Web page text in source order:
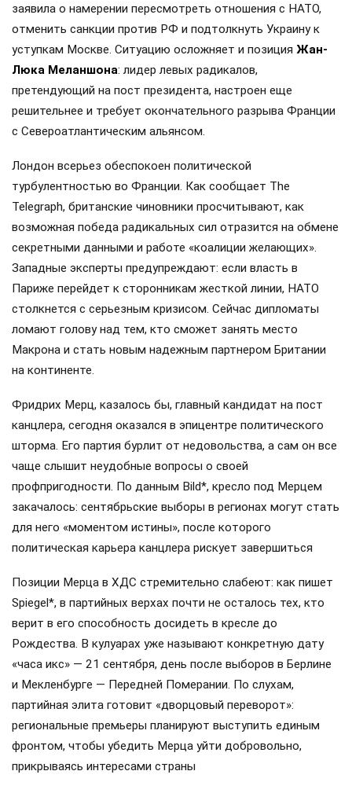
заявила о намерении пересмотреть отношения с НАТО,
отменить санкции против РФ и подтолкнуть Украину к
уступкам Москве. Ситуацию осложняет и позиция Жан-
Люка Меланшона: лидер левых радикалов,
претендующий на пост президента, настроен еще
решительнее и требует окончательного разрыва Франции
с Североатлантическим альянсом.
Лондон всерьез обеспокоен политической
турбулентностью во Франции. Как сообщает The
Telegraph, британские чиновники просчитывают, как
возможная победа радикальных сил отразится на обмене
секретными данными и работе «коалиции желающих».
Западные эксперты предупреждают: если власть в
Париже перейдет к сторонникам жесткой линии, НАТО
столкнется с серьезным кризисом. Сейчас дипломаты
ломают голову над тем, кто сможет занять место
Макрона и стать новым надежным партнером Британии
на континенте.
Фридрих Мерц, казалось бы, главный кандидат на пост
канцлера, сегодня оказался в эпицентре политического
шторма. Его партия бурлит от недовольства, а сам он все
чаще слышит неудобные вопросы о своей
профпригодности. По данным Bild*, кресло под Мерцем
закачалось: сентябрьские выборы в регионах могут стать
для него «моментом истины», после которого
политическая карьера канцлера рискует завершиться
Позиции Мерца в ХДС стремительно слабеют: как пишет
Spiegel*, в партийных верхах почти не осталось тех, кто
верит в его способность досидеть в кресле до
Рождества. В кулуарах уже называют конкретную дату
«часа икс» — 21 сентября, день после выборов в Берлине
и Мекленбурге — Передней Померании. По слухам,
партийная элита готовит «дворцовый переворот»:
региональные премьеры планируют выступить единым
фронтом, чтобы убедить Мерца уйти добровольно,
прикрываясь интересами страны